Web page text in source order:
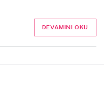
DEVAMINI OKU